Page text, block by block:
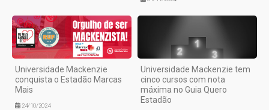
Universidade Mackenzie
conquista o Estadão Marcas
Mais
24/10/2024
Universidade Mackenzie tem
cinco cursos com nota
máxima no Guia Quero
Estadão